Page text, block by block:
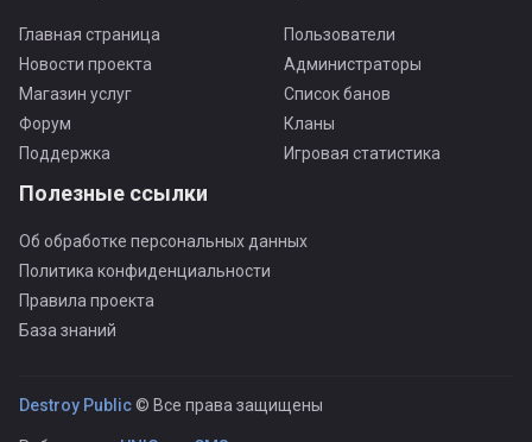
Главная страница
Новости проекта
Магазин услуг
Форум
Поддержка
Пользователи
Администраторы
Список банов
Кланы
Игровая статистика
Полезные ссылки
Об обработке персональных данных
Политика конфиденциальности
Правила проекта
База знаний
Destroy Public© Все права защищены